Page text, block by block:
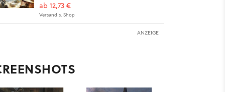
ab 12,73 €
Versand s. Shop
ANZEIGE